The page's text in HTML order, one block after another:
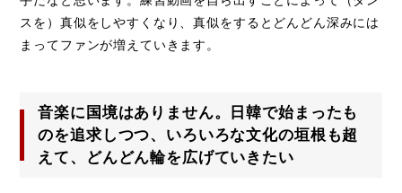
スを）真似をしやすくなり、真似をするとどんどん深みには
まってファンが増えていきます。
音楽に国境はありません。日韓で始まったも
のを追求しつつ、いろいろな文化の垣根も超
えて、どんどん輪を広げていきたい